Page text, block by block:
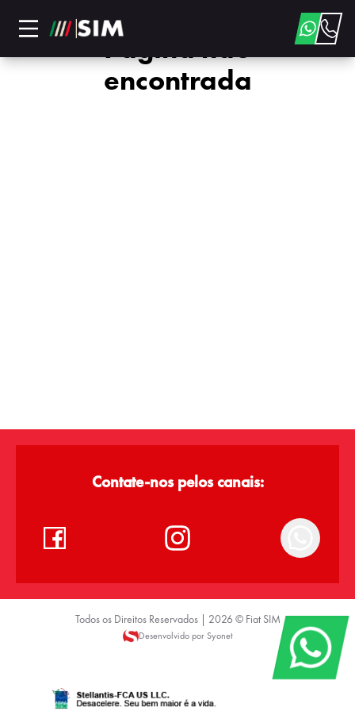
Página não
encontrada
Contate-nos pelos canais:
Todos os Direitos Reservados | 2026 © Fiat SIM
Desenvolvido por Syonet